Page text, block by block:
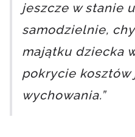
jeszcze w stanie
samodzielnie,
majątku dziecka
pokrycie
wychowania.”